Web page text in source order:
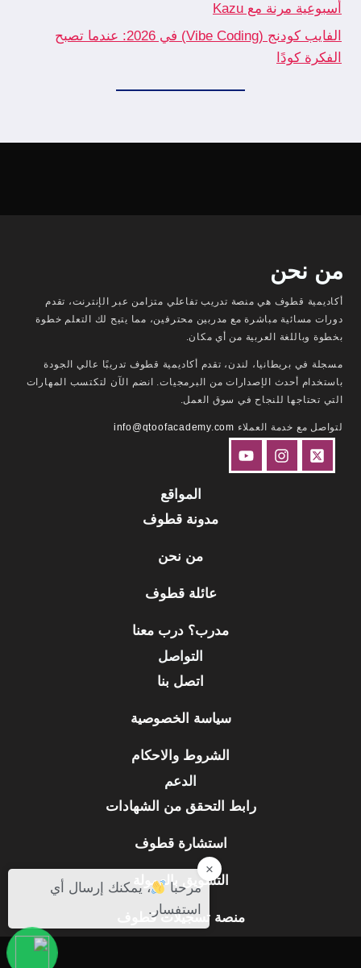
أسبوعية مرنة مع Kazu
الفايب كودنج (Vibe Coding) في 2026: عندما تصبح
الفكرة كودًا
من نحن
أكاديمية قطوف هي منصة تدريب تفاعلي متزامن عبر الإنترنت، تقدم
دورات مسائية مباشرة مع مدربين محترفين، مما يتيح لك التعلم خطوة
بخطوة وباللغة العربية من أي مكان.
مسجلة في بريطانيا، لندن، تقدم أكاديمية قطوف تدريبًا عالي الجودة
باستخدام أحدث الإصدارات من البرمجيات. انضم الآن لتكتسب المهارات
التي تحتاجها للنجاح في سوق العمل.
لتواصل مع خدمة العملاء info@qtoofacademy.com
المواقع
مدونة قطوف
من نحن
عائلة قطوف
مدرب؟ درب معنا
التواصل
اتصل بنا
سياسة الخصوصية
الشروط والاحكام
الدعم
رابط التحقق من الشهادات
استشارة قطوف
التسويق بالعمولة
منصة تسجيلات قطوف
مرحبا
، يمكنك إرسال أي
استفسار.
×